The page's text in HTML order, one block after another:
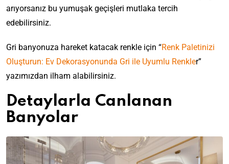
arıyorsanız bu yumuşak geçişleri mutlaka tercih
edebilirsiniz.
Gri banyonuza hareket katacak renkle için “Renk Paletinizi
Oluşturun: Ev Dekorasyonunda Gri ile Uyumlu Renkler”
yazımızdan ilham alabilirsiniz.
Detaylarla Canlanan
Banyolar